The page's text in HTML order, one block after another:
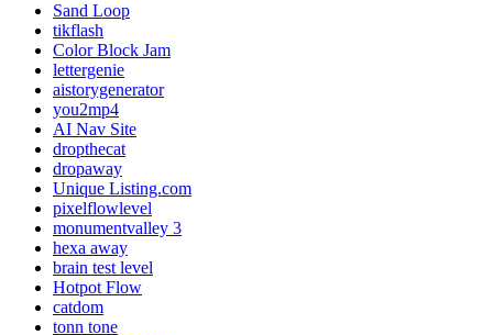
Sand Loop
tikflash
Color Block Jam
lettergenie
aistorygenerator
you2mp4
AI Nav Site
dropthecat
dropaway
Unique Listing.com
pixelflowlevel
monumentvalley 3
hexa away
brain test level
Hotpot Flow
catdom
tonn tone